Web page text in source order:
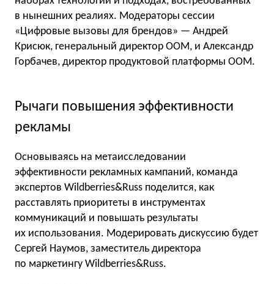
в нынешних реалиях. Модераторы сессии
«Цифровые вызовы для брендов» — Андрей
Крисюк, генеральный директор OOM, и Александр
Горбачев, директор продуктовой платформы OOM.
Рычаги повышения эффективности
рекламы
Основываясь на метаисследовании
эффективности рекламных кампаний, команда
экспертов Wildberriеs&Russ поделится, как
расставлять приоритеты в инструментах
коммуникаций и повышать результаты
их использования. Модерировать дискуссию будет
Сергей Наумов, заместитель директора
по маркетингу Wildberries&Russ.